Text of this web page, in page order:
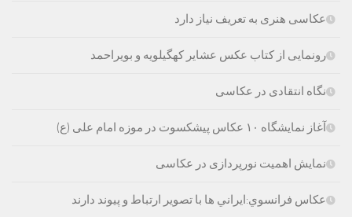
عکاسی هنری به تعریف نیاز دارد
رونمایی از کتاب عکس عشایر کهگیلویه و بویراحمد
نگاه انتقادی در عکاسی
آغاز نمایشگاه ۱۰ عکاس پیشکسوت در موزه امام علی (ع)
نمایش اهمیت نورپردازی در عکاسی
عكاس فرانسوي:ايراني ها با تصوير ارتباط و پيوند دارند